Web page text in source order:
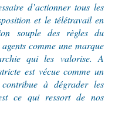
d’actionner tous les
et le télétravail en
souple des règles du
comme une marque
qui les valorise. A
est vécue comme un
à dégrader les
ce qui ressort de nos